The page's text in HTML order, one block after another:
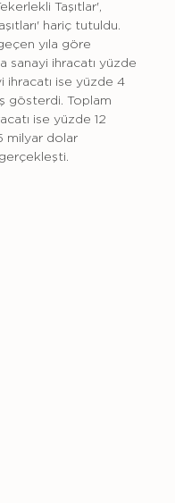
Taşıtlar',
hariç tutuldu.
yıla göre
sanayi ihracatı yüzde
ihracatı ise yüzde 4
gösterdi. Toplam
ise yüzde 12
milyar dolar